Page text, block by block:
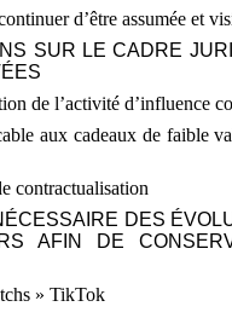
d’être assumée et
SUR LE CADRE
de l’activité d’influence
aux cadeaux de faible
contractualisation
DES
AFIN DE
» TikTok